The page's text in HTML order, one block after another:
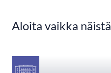
Aloita vaikka näistä